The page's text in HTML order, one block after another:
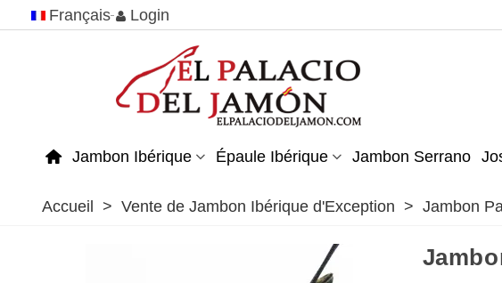
Français Login
Jambon Ibérique Épaule Ibérique Jambon Serrano
Accueil > Vente de Jambon Ibérique d'Exception > Jambon